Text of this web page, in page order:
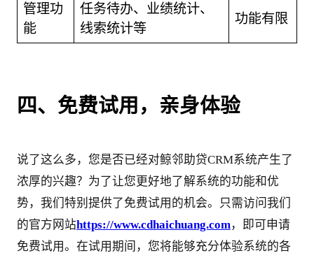
管理功
能
任务待办、业绩统计、
线索统计等
功能有限
四、免费试用，亲身体验
说了这么多，您是否已经对鲸邻助贷CRM系统产生了
浓厚的兴趣？为了让您更好地了解系统的功能和优
势，我们特别提供了免费试用的机会。只需访问我们
的官方网站https://www.cdhaichuang.com，即可申请
免费试用。在试用期间，您将能够充分体验系统的各